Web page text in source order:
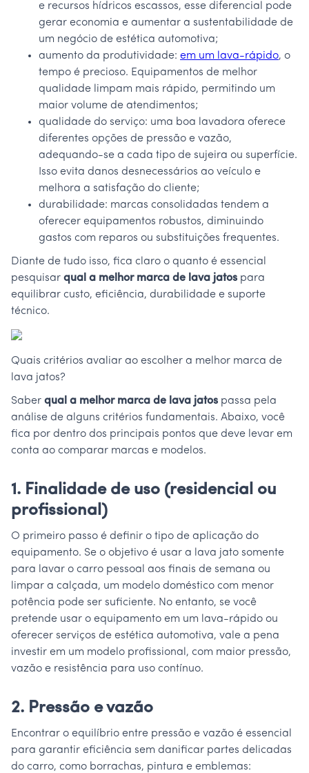
e recursos hídricos escassos, esse diferencial pode
gerar economia e aumentar a sustentabilidade de
um negócio de estética automotiva;
aumento da produtividade: em um lava-rápido, o
tempo é precioso. Equipamentos de melhor
qualidade limpam mais rápido, permitindo um
maior volume de atendimentos;
qualidade do serviço: uma boa lavadora oferece
diferentes opções de pressão e vazão,
adequando-se a cada tipo de sujeira ou superfície.
Isso evita danos desnecessários ao veículo e
melhora a satisfação do cliente;
durabilidade: marcas consolidadas tendem a
oferecer equipamentos robustos, diminuindo
gastos com reparos ou substituições frequentes.
Diante de tudo isso, fica claro o quanto é essencial
pesquisar qual a melhor marca de lava jatos para
equilibrar custo, eficiência, durabilidade e suporte
técnico.
Quais critérios avaliar ao escolher a melhor marca de
lava jatos?
Saber qual a melhor marca de lava jatos passa pela
análise de alguns critérios fundamentais. Abaixo, você
fica por dentro dos principais pontos que deve levar em
conta ao comparar marcas e modelos.
1. Finalidade de uso (residencial ou
profissional)
O primeiro passo é definir o tipo de aplicação do
equipamento. Se o objetivo é usar a lava jato somente
para lavar o carro pessoal aos finais de semana ou
limpar a calçada, um modelo doméstico com menor
potência pode ser suficiente. No entanto, se você
pretende usar o equipamento em um lava-rápido ou
oferecer serviços de estética automotiva, vale a pena
investir em um modelo profissional, com maior pressão,
vazão e resistência para uso contínuo.
2. Pressão e vazão
Encontrar o equilíbrio entre pressão e vazão é essencial
para garantir eficiência sem danificar partes delicadas
do carro, como borrachas, pintura e emblemas: